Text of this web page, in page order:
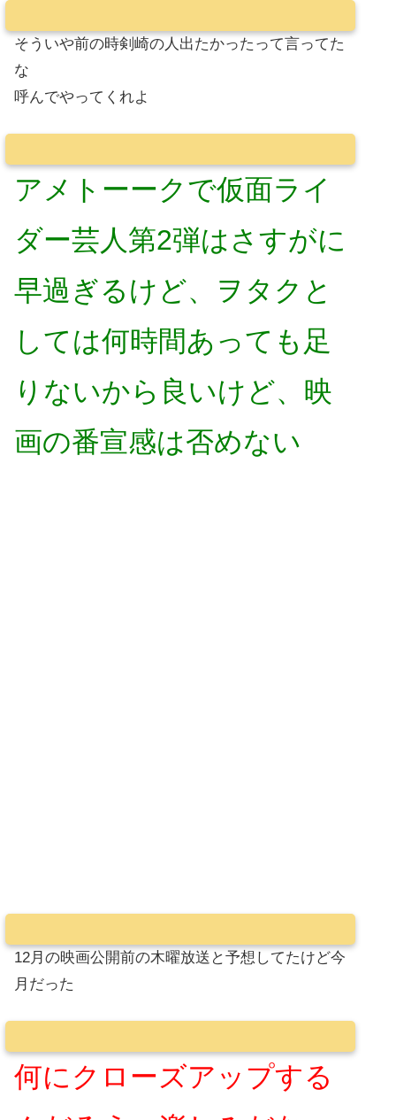
そういや前の時剣崎の人出たかったって言ってた
な
呼んでやってくれよ
アメトーークで仮面ライ
ダー芸人第2弾はさすがに
早過ぎるけど、ヲタクと
しては何時間あっても足
りないから良いけど、映
画の番宣感は否めない
12月の映画公開前の木曜放送と予想してたけど今
月だった
何にクローズアップする